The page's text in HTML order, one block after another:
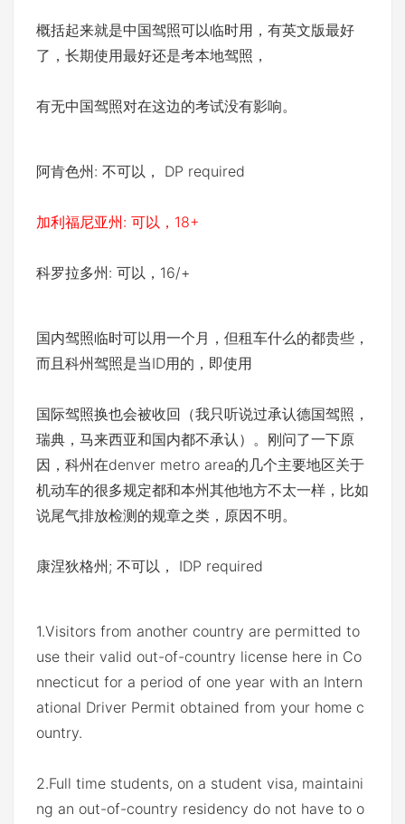
概括起来就是中国驾照可以临时用，有英文版最好
了，长期使用最好还是考本地驾照，
有无中国驾照对在这边的考试没有影响。
阿肯色州: 不可以， DP required
加利福尼亚州: 可以，18+
科罗拉多州: 可以，16/+
国内驾照临时可以用一个月，但租车什么的都贵些，
而且科州驾照是当ID用的，即使用
国际驾照换也会被收回（我只听说过承认德国驾照，
瑞典，马来西亚和国内都不承认）。刚问了一下原
因，科州在denver metro area的几个主要地区关于
机动车的很多规定都和本州其他地方不太一样，比如
说尾气排放检测的规章之类，原因不明。
康涅狄格州; 不可以， IDP required
1.Visitors from another country are permitted to
use their valid out-of-country license here in Co
nnecticut for a period of one year with an Intern
ational Driver Permit obtained from your home c
ountry.
2.Full time students, on a student visa, maintaini
ng an out-of-country residency do not have to o